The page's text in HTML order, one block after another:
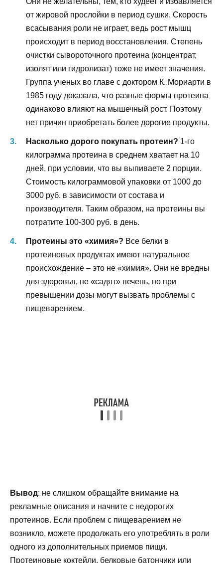
от жировой прослойки в период сушки. Скорость
всасывания роли не играет, ведь рост мышц
происходит в период восстановления. Степень
очистки сывороточного протеина (концентрат,
изолят или гидролизат) тоже не имеет значения.
Группа ученых во главе с доктором К. Мориарти в
1985 году доказала, что разные формы протеина
одинаково влияют на мышечный рост. Поэтому
нет причин приобретать более дорогие продукты.
Насколько дорого покупать протеин? 1-го
килограмма протеина в среднем хватает на 10
дней, при условии, что вы выпиваете 2 порции.
Стоимость килограммовой упаковки от 1000 до
3000 руб. в зависимости от состава и
производителя. Таким образом, на протеины вы
потратите 100-300 руб. в день.
Протеины это «химия»? Все белки в
протеиновых продуктах имеют натуральное
происхождение – это не «химия». Они не вредны
для здоровья, не «садят» печень, но при
превышении дозы могут вызвать проблемы с
пищеварением.
Вывод: не слишком обращайте внимание на
рекламные описания и начните с недорогих
протеинов. Если проблем с пищеварением не
возникло, можете продолжать его употреблять в роли
одного из дополнительных приемов пищи.
Протеиновые коктейли, белковые батончики или